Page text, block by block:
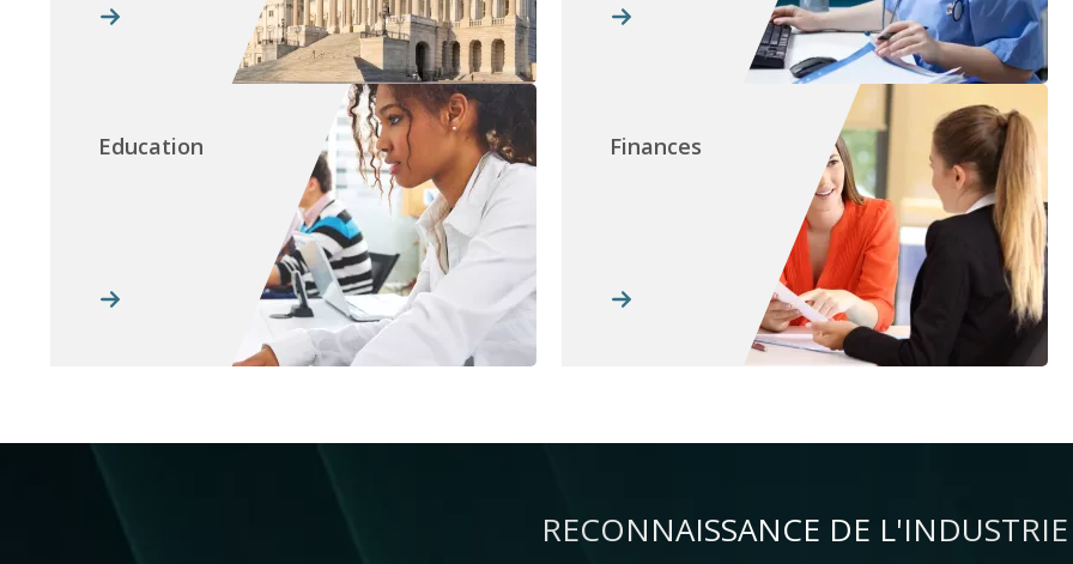
Education Finances
RECONNAISSANCE DE L'INDUSTRIE